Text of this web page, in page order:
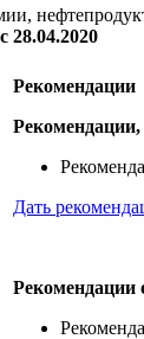
28.04.2020
Рекомендации
Дать